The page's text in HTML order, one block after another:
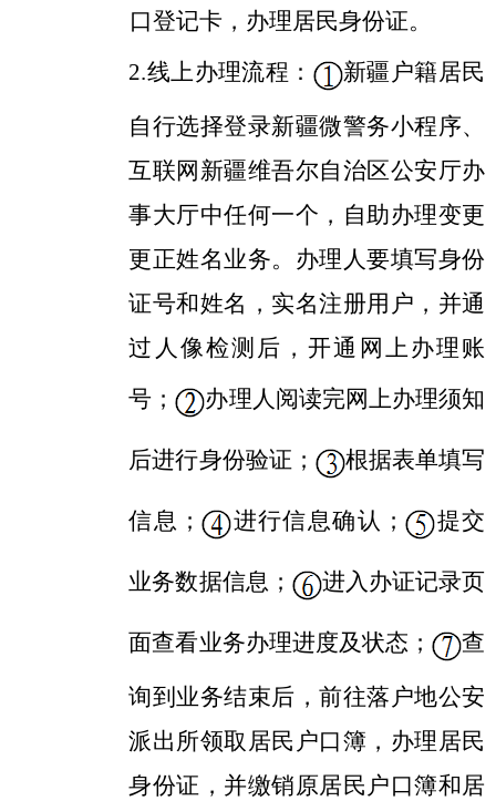
口登记卡，办理居民身份证。
2.线上办理流程：
新疆户籍居民
自行选择登录新疆微警务小程序、
互联网新疆维吾尔自治区公安厅办
事大厅中任何一个，自助办理变更
更正姓名业务。办理人要填写身份
证号和姓名，实名注册用户，并通
过人像检测后，开通网上办理账
号；
办理人阅读完网上办理须知
后进行身份验证； 根据表单填写
信息； 进行信息确认； 提交
业务数据信息； 进入办证记录页
面查看业务办理进度及状态； 查
询到业务结束后，前往落户地公安
派出所领取居民户口簿，办理居民
身份证，并缴销原居民户口簿和居